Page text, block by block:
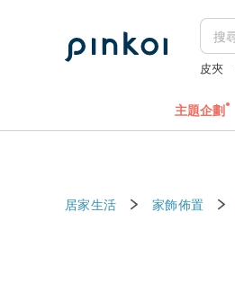
皮夾
主題企劃
居家生活 家飾佈置